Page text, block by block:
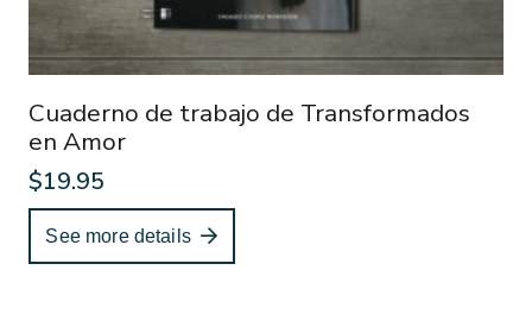
Cuaderno de trabajo de Transformados
en Amor
$19.95
See more details